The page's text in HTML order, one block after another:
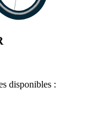
disponibles :